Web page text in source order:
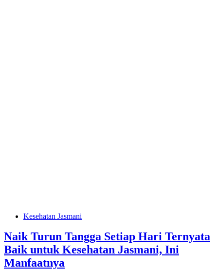
Kesehatan Jasmani
Naik Turun Tangga Setiap Hari Ternyata
Baik untuk Kesehatan Jasmani, Ini
Manfaatnya